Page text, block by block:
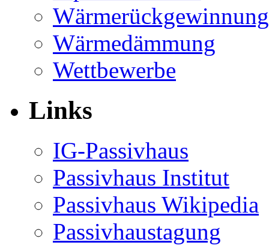
Wärmerückgewinnung
Wärmedämmung
Wettbewerbe
Links
IG-Passivhaus
Passivhaus Institut
Passivhaus Wikipedia
Passivhaustagung